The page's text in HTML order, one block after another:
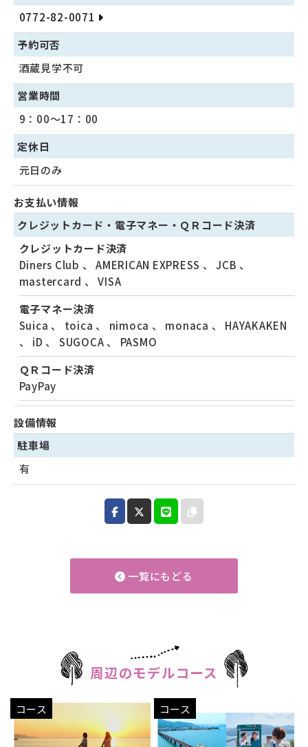
0772-82-0071
予約可否
酒蔵見学不可
営業時間
9：00〜17：00
定休日
元日のみ
お支払い情報
クレジットカード・ 電子マネー・ ＱＲコード決済
クレジットカード決済
Diners Club 、 AMERICAN EXPRESS 、JCB 、
mastercard 、VISA
電子マネー決済
Suica 、 toica 、 nimoca 、 monaca 、 HAYAKAKEN
、 iD 、 SUGOCA 、 PASMO
ＱＲコード決済
PayPay
設備情報
駐車場
有
一覧にもどる
周辺のモデルコース
コース コース